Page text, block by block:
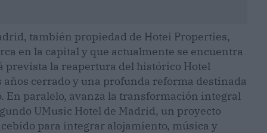
también propiedad de Hotei Properties,
en la capital y que actualmente se encuentra
prevista la reapertura del histórico Hotel
cerrado y una profunda reforma destinada
En paralelo, avanza la transformación integral
UMusic Hotel de Madrid, un proyecto
para integrar alojamiento, música y